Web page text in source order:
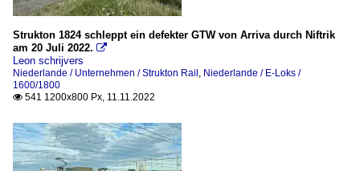
Strukton 1824 schleppt ein defekter GTW von Arriva durch Niftrik
am 20 Juli 2022. 
Leon schrijvers
Niederlande / Unternehmen / Strukton Rail, Niederlande / E-Loks /
1600/1800
 541 1200x800 Px, 11.11.2022